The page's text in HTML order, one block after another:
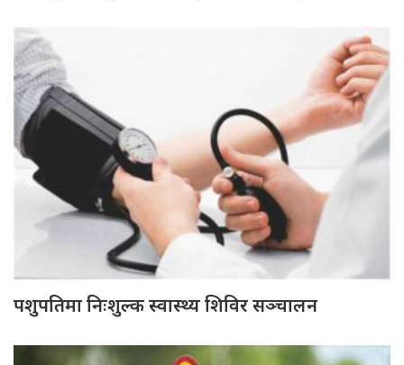
पशुपतिमा निःशुल्क स्वास्थ्य शिविर सञ्चालन